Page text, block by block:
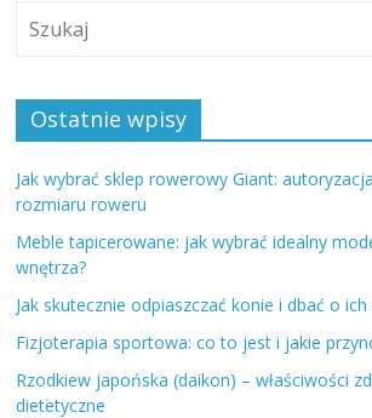
Ostatnie wpisy
Jak wybrać sklep rowerowy Giant:
rozmiaru roweru
Meble tapicerowane: jak wybrać idealny
wnętrza?
Jak skutecznie odpiaszczać konie i dbać o
Fizjoterapia sportowa: co to jest i jakie
Rzodkiew japońska (daikon) – właściwości
dietetyczne